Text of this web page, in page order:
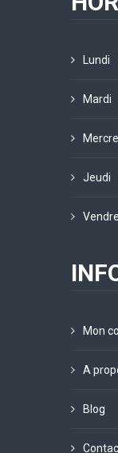
Lundi
Mardi
Jeudi
Mon
A
Blog